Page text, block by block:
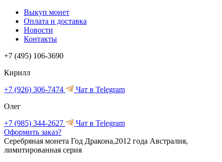
Выкуп монет
Оплата и доставка
Новости
Контакты
+7 (495) 106-3690
Кирилл
+7 (926) 306-7474
Чат в Telegram
Олег
+7 (985) 344-2627
Чат в Telegram
Оформить заказ?
Серебряная монета Год Дракона,2012 года Австралия,
лимитированная серия